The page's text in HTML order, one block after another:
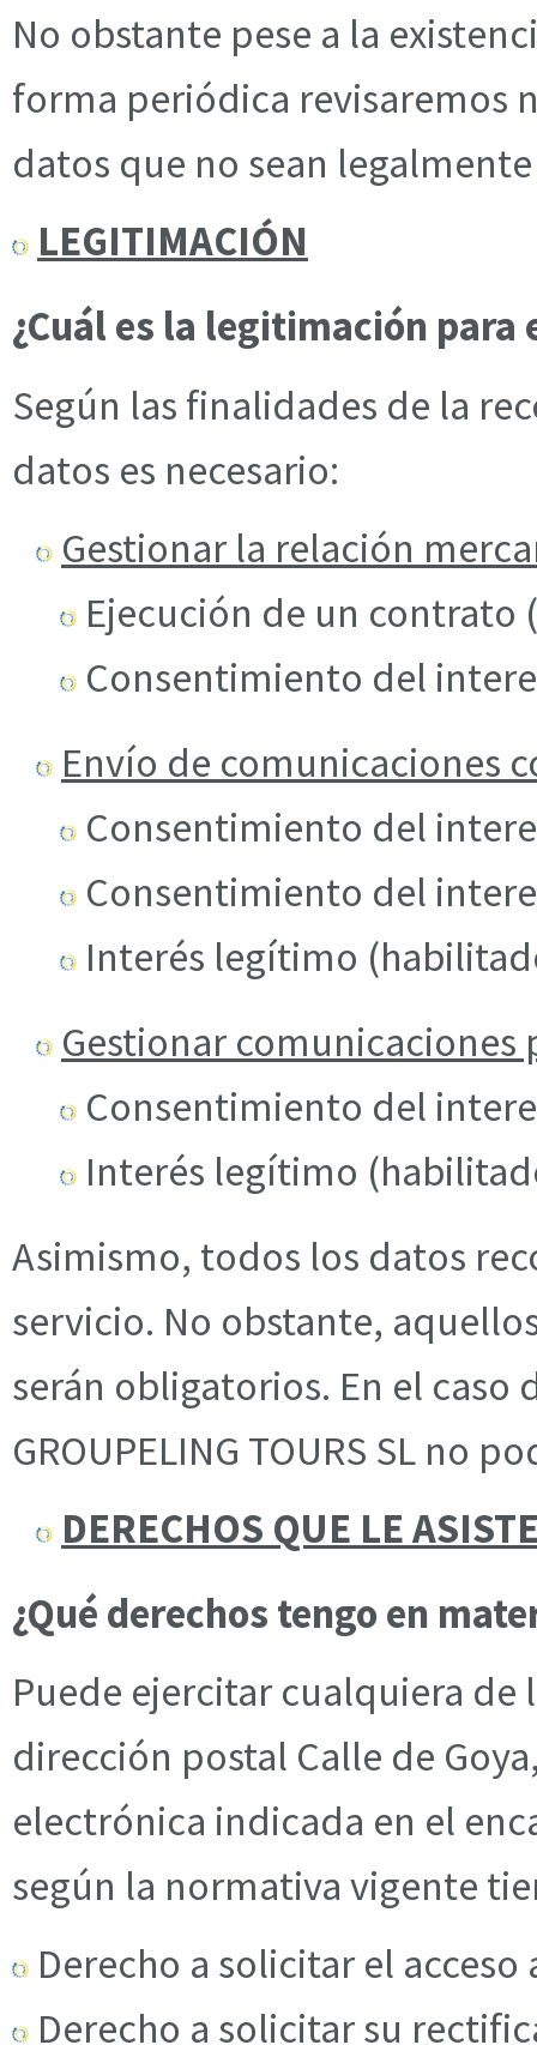
No obstante pese a la
forma periódica revisaremos
datos que no sean
LEGITIMACIÓN
¿Cuál es la legitimación
Según las finalidades de la
datos es necesario:
Gestionar la relación
Ejecución de un contrato
Consentimiento del
Envío de comunicaciones
Consentimiento del
Consentimiento del
Interés legítimo
Gestionar
Consentimiento del
Interés legítimo
Asimismo, todos los datos
servicio. No obstante,
serán obligatorios. En el
GROUPELING TOURS SL no
DERECHOS QUE LE
¿Qué derechos tengo en
Puede ejercitar cualquiera
dirección postal Calle de
electrónica indicada en el
según la normativa vigente
Derecho a solicitar el
Derecho a solicitar su